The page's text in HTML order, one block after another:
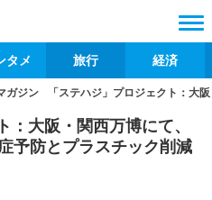
タメ 旅行 経済
ガジン 「ステハジ」プロジェクト：大
：大阪・関西万博にて、
予防とプラスチック削減